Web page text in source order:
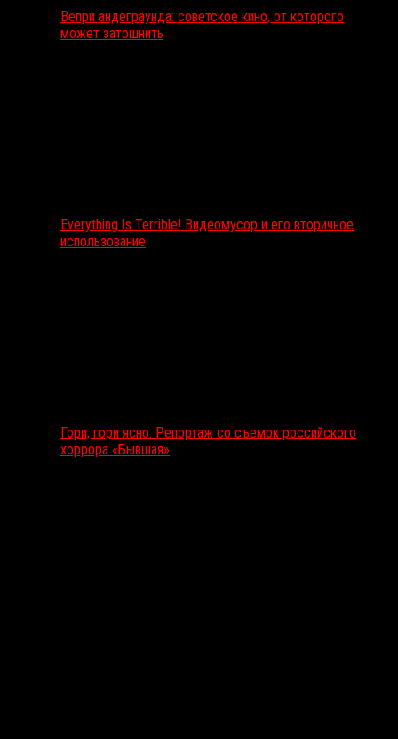
Вепри андеграунда: советское кино, от которого
может затошнить
Everything Is Terrible! Видеомусор и его вторичное
использование
Гори, гори ясно: Репортаж со съемок российского
хоррора «Бывшая»